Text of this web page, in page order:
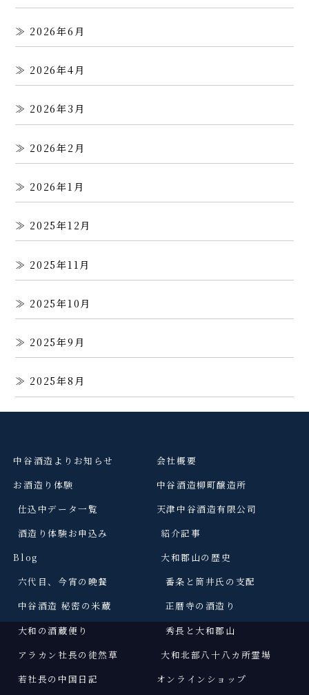
2026年6月
2026年4月
2026年3月
2026年2月
2026年1月
2025年12月
2025年11月
2025年10月
2025年9月
2025年8月
中谷酒造よりお知らせ
お酒造り体験
仕込中データ一覧
酒造り体験お申込み
Blog
六代目、今宵の晩餐
中谷酒造 秘密の米蔵
大和の酒蔵便り
アラカン社長の徒然草
若社長の中国日記
会社概要
中谷酒造柳町醸造所
天津中谷酒造有限公司
紹介記事
大和郡山の歴史
番条と筒井氏の支配
正暦寺の酒造り
秀長と大和郡山
大和北部八十八カ所霊場
オンラインショップ